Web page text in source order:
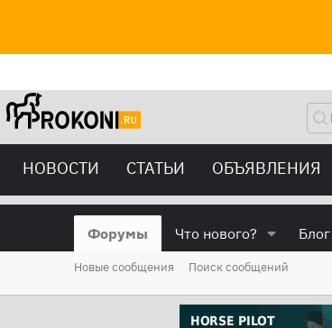
НОВОСТИ СТАТЬИ ОБЪЯВЛЕНИЯ
Форумы Что нового? Блог
Новые сообщения Поиск сообщений